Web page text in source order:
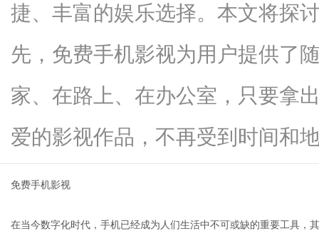
捷、丰富的娱乐选择。本文将探
先，免费手机影视为用户提供了
家、在路上、在办公室，只要拿
爱的影视作品，不再受到时间和
免费手机影视
在当今数字化时代，手机已经成为人们生活中不可或缺的重要工具，